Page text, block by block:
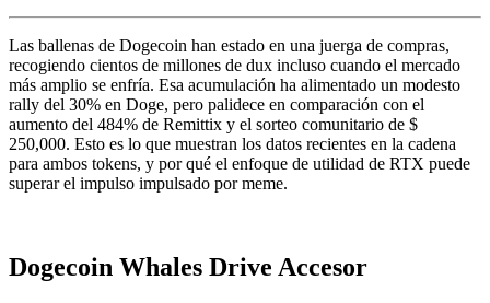
Las ballenas de Dogecoin han estado en una juerga de compras,
recogiendo cientos de millones de dux incluso cuando el mercado
más amplio se enfría. Esa acumulación ha alimentado un modesto
rally del 30% en Doge, pero palidece en comparación con el
aumento del 484% de Remittix y el sorteo comunitario de $
250,000. Esto es lo que muestran los datos recientes en la cadena
para ambos tokens, y por qué el enfoque de utilidad de RTX puede
superar el impulso impulsado por meme.
Dogecoin Whales Drive Accesor